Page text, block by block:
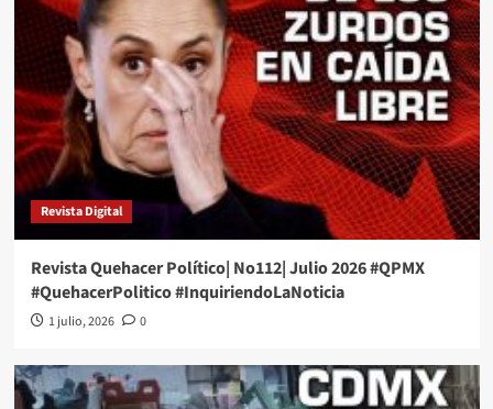
Revista Digital
Revista Quehacer Político| No112| Julio 2026 #QPMX
#QuehacerPolitico #InquiriendoLaNoticia
1 julio, 2026 0